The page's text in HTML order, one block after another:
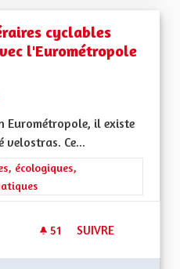
cyclables
l'Eurométropole
Eurométropole, il existe
velostras. Ce...
: Les transitions
écologiques,
51 51 ABONNÉS
SUIVRE